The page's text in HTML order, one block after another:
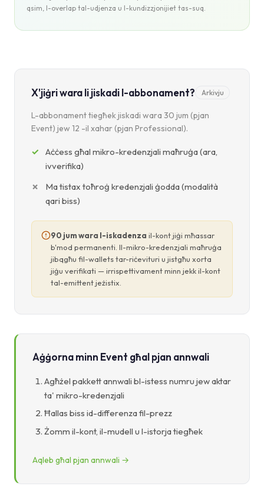
qsim, l-overlap tal-udjenza u l-kundizzjonijiet tas-suq.
X'jiġri wara li jiskadi l-abbonament? Arkivju
L-abbonament tiegħek jiskadi wara 30 jum (pjan
Event) jew 12 -il xahar (pjan Professional).
Aċċess għal mikro-kredenzjali maħruġa (ara,
ivverifika)
Ma tistax toħroġ kredenzjali ġodda (modalità
qari biss)
90 jum wara l-iskadenza il-kont jiġi mħassar
b'mod permanenti. Il-mikro-kredenzjali maħruġa
jibqgħu fil-wallets tar-riċevituri u jistgħu xorta
jiġu verifikati — irrispettivament minn jekk il-kont
tal-emittent jeżistix.
Aġġorna minn Event għal pjan annwali
Agħżel pakkett annwali bl-istess numru jew aktar
ta' mikro-kredenzjali
Ħallas biss id-differenza fil-prezz
Żomm il-kont, il-mudell u l-istorja tiegħek
Aqleb għal pjan annwali →